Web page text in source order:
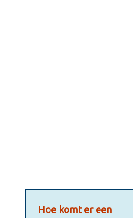
Hoe komt er een